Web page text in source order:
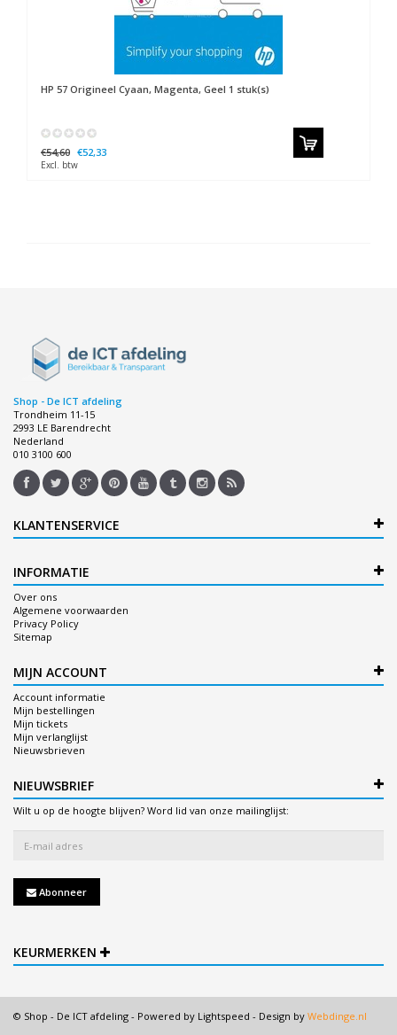
HP 57 Origineel Cyaan, Magenta, Geel 1 stuk(s)
€54,60 €52,33
Excl. btw
Shop - De ICT afdeling
Trondheim 11-15
2993 LE Barendrecht
Nederland
010 3100 600
KLANTENSERVICE
INFORMATIE
Over ons
Algemene voorwaarden
Privacy Policy
Sitemap
MIJN ACCOUNT
Account informatie
Mijn bestellingen
Mijn tickets
Mijn verlanglijst
Nieuwsbrieven
NIEUWSBRIEF
Wilt u op de hoogte blijven? Word lid van onze mailinglijst:
Abonneer
KEURMERKEN
© Shop - De ICT afdeling - Powered by Lightspeed - Design by Webdinge.nl